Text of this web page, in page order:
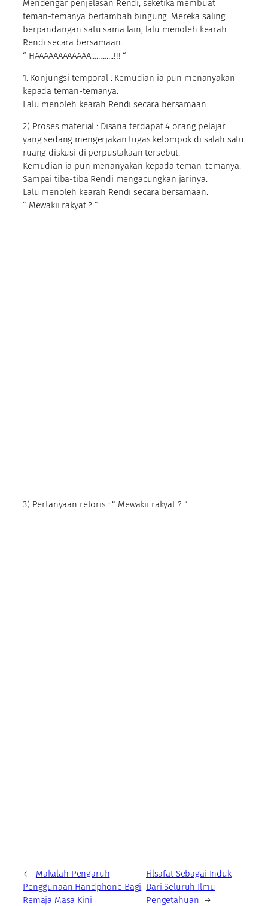
Mendengar penjelasan Rendi, seketika membuat
teman-temanya bertambah bingung. Mereka saling
berpandangan satu sama lain, lalu menoleh kearah
Rendi secara bersamaan.
“ HAAAAAAAAAAAA………….!!! “
1. Konjungsi temporal : Kemudian ia pun menanyakan
kepada teman-temanya.
Lalu menoleh kearah Rendi secara bersamaan
2) Proses material : Disana terdapat 4 orang pelajar
yang sedang mengerjakan tugas kelompok di salah satu
ruang diskusi di perpustakaan tersebut.
Kemudian ia pun menanyakan kepada teman-temanya.
Sampai tiba-tiba Rendi mengacungkan jarinya.
Lalu menoleh kearah Rendi secara bersamaan.
“ Mewakii rakyat ? “
3) Pertanyaan retoris : “ Mewakii rakyat ? “
←
Makalah Pengaruh
Penggunaan Handphone Bagi
Remaja Masa Kini
Filsafat Sebagai Induk
Dari Seluruh Ilmu
Pengetahuan →